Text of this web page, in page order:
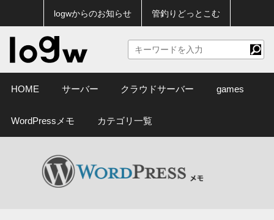
logwからのお知らせ 管釣りどっとこむ
HOME サーバー クラウドサーバー games
WordPressメモ カテゴリ一覧